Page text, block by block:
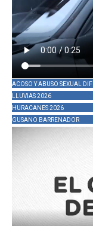
ACOSO Y ABUSO SEXUAL DIF
LLUVIAS 2026
HURACANES 2026
GUSANO BARRENADOR